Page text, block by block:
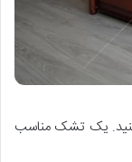
یک تشک مناسب